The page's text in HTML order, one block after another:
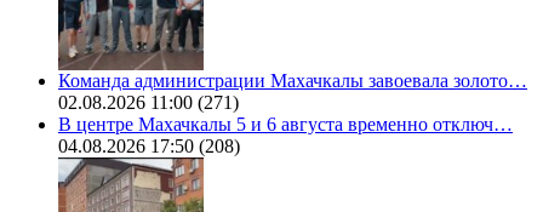
Команда администрации Махачкалы завоевала золото…
02.08.2026 11:00 (271)
В центре Махачкалы 5 и 6 августа временно отключ…
04.08.2026 17:50 (208)